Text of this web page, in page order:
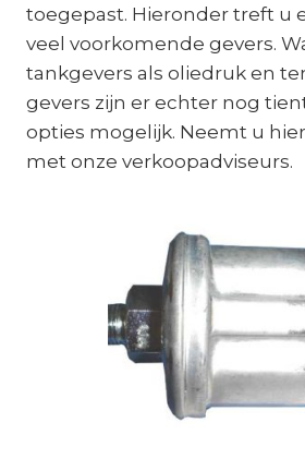
toegepast. Hieronder treft u
veel voorkomende gevers.
tankgevers als oliedruk en
gevers zijn er echter nog
opties mogelijk. Neemt u
met onze verkoopadviseurs.